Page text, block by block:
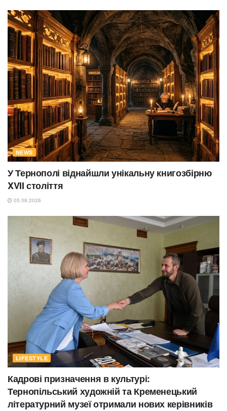
NEWS
У Тернополі віднайшли унікальну книгозбірню
XVII століття
05.08.2026
LIFESTYLE
Кадрові призначення в культурі:
Тернопільський художній та Кременецький
літературний музеї отримали нових керівників